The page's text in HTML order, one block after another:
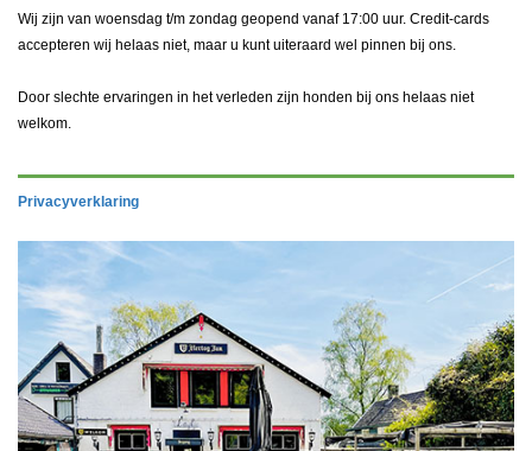
Wij zijn van woensdag t/m zondag geopend vanaf 17:00 uur. Credit-cards
accepteren wij helaas niet, maar u kunt uiteraard wel pinnen bij ons.
Door slechte ervaringen in het verleden zijn honden bij ons helaas niet
welkom.
Privacyverklaring